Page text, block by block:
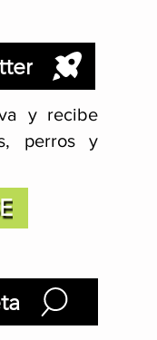
y recibe
perros y